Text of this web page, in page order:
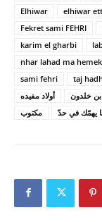
Elhiwar
elhiwar
Fekret sami FEHRI
karim el gharbi
nhar lahad ma
sami fehri
taj
أولاد مفيده
خلدون
مكتوب
يهمّك في حدّ